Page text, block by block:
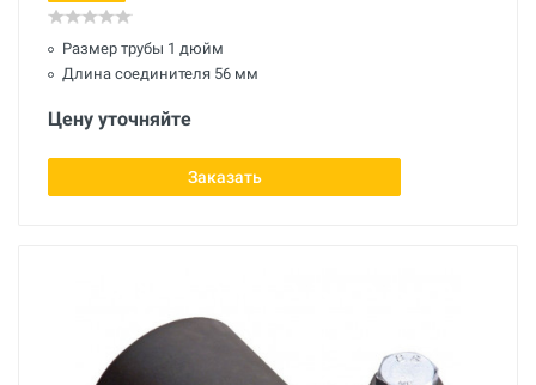
Размер трубы 1 дюйм
Длина соединителя 56 мм
Цену уточняйте
Заказать